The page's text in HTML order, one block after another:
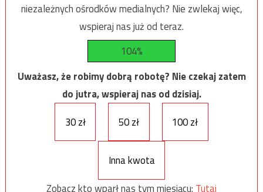
niezależnych ośrodków medialnych? Nie zwlekaj więc,
wspieraj nas już od teraz.
104%
Uważasz, że robimy dobrą robotę? Nie czekaj zatem
do jutra, wspieraj nas od dzisiaj.
30 zł
50 zł 100 zł
Inna kwota
Zobacz kto wparł nas tym miesiącu: Tutaj